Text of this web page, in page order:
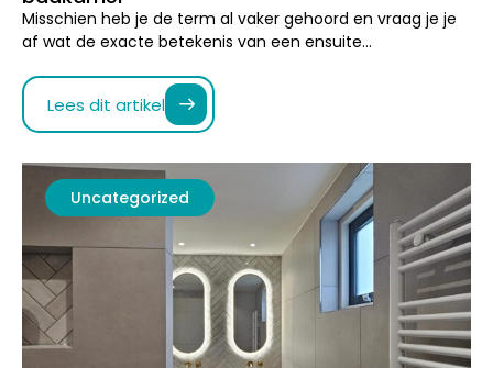
Uncategorized